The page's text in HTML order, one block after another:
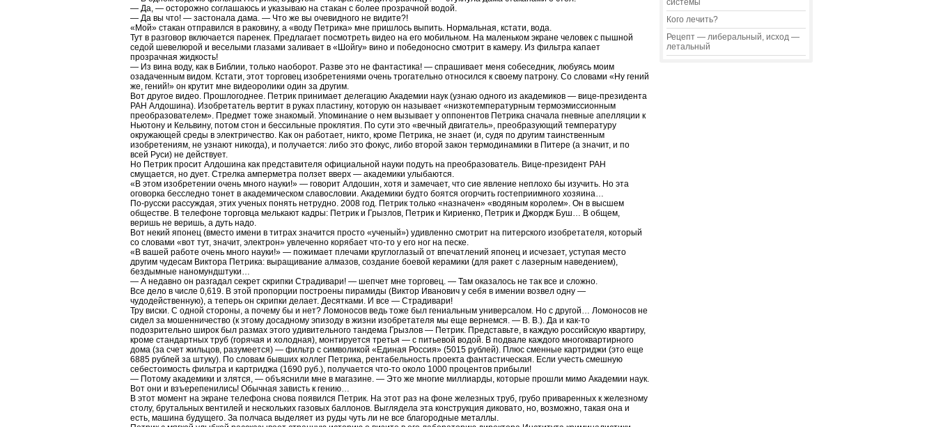
— Да, — осторожно соглашаюсь и указываю на стакан с более прозрачной водой.
— Да вы что! — застонала дама. — Что же вы очевидного не видите?!
«Мой» стакан отправился в раковину, а «воду Петрика» мне пришлось выпить. Нормальная, кстати, вода.
Тут в разговор включается паренек. Предлагает посмотреть видео на его мобильном. На маленьком экране человек с пышной
седой шевелюрой и веселыми глазами заливает в «Шойгу» вино и победоносно смотрит в камеру. Из фильтра капает
прозрачная жидкость!
— Из вина воду, как в Библии, только наоборот. Разве это не фантастика! — спрашивает меня собеседник, любуясь моим
озадаченным видом. Кстати, этот торговец изобретениями очень трогательно относился к своему патрону. Со словами «Ну гений
же, гений!» он крутит мне видеоролики один за другим.
Вот другое видео. Прошлогоднее. Петрик принимает делегацию Академии наук (узнаю одного из академиков — вице-президента
РАН Алдошина). Изобретатель вертит в руках пластину, которую он называет «низкотемпературным термоэмиссионным
преобразователем». Предмет тоже знакомый. Упоминание о нем вызывает у оппонентов Петрика сначала гневные апелляции к
Ньютону и Кельвину, потом стон и бессильные проклятия. По сути это «вечный двигатель», преобразующий температуру
окружающей среды в электричество. Как он работает, никто, кроме Петрика, не знает (и, судя по другим таинственным
изобретениям, не узнают никогда), и получается: либо это фокус, либо второй закон термодинамики в Питере (а значит, и по
всей Руси) не действует.
Но Петрик просит Алдошина как представителя официальной науки подуть на преобразователь. Вице-президент РАН
смущается, но дует. Стрелка амперметра ползет вверх — академики улыбаются.
«В этом изобретении очень много науки!» — говорит Алдошин, хотя и замечает, что сие явление неплохо бы изучить. Но эта
оговорка бесследно тонет в академическом славословии. Академики будто боятся огорчить гостеприимного хозяина…
По-русски рассуждая, этих ученых понять нетрудно. 2008 год. Петрик только «назначен» «водяным королем». Он в высшем
обществе. В телефоне торговца мелькают кадры: Петрик и Грызлов, Петрик и Кириенко, Петрик и Джордж Буш… В общем,
веришь не веришь, а дуть надо.
Вот некий японец (вместо имени в титрах значится просто «ученый») удивленно смотрит на питерского изобретателя, который
со словами «вот тут, значит, электрон» увлеченно корябает что-то у его ног на песке.
«В вашей работе очень много науки!» — пожимает плечами круглоглазый от впечатлений японец и исчезает, уступая место
другим чудесам Виктора Петрика: выращивание алмазов, создание боевой керамики (для ракет с лазерным наведением),
бездымные наномундштуки…
— А недавно он разгадал секрет скрипки Страдивари! — шепчет мне торговец. — Там оказалось не так все и сложно.
Все дело в числе 0,619. В этой пропорции построены пирамиды (Виктор Иванович у себя в имении возвел одну —
чудодейственную), а теперь он скрипки делает. Десятками. И все — Страдивари!
Тру виски. С одной стороны, а почему бы и нет? Ломоносов ведь тоже был гениальным универсалом. Но с другой… Ломоносов не
сидел за мошенничество (к этому досадному эпизоду в жизни изобретателя мы еще вернемся. — В. В.). Да и как-то
подозрительно широк был размах этого удивительного тандема Грызлов — Петрик. Представьте, в каждую российскую квартиру,
кроме стандартных труб (горячая и холодная), монтируется третья — с питьевой водой. В подвале каждого многоквартирного
дома (за счет жильцов, разумеется) — фильтр с символикой «Единая Россия» (5015 рублей). Плюс сменные картриджи (это еще
6885 рублей за штуку). По словам бывших коллег Петрика, рентабельность проекта фантастическая. Если учесть смешную
себестоимость фильтра и картриджа (1690 руб.), получается что-то около 1000 процентов прибыли!
— Потому академики и злятся, — объяснили мне в магазине. — Это же многие миллиарды, которые прошли мимо Академии наук.
Вот они и взъерепенились! Обычная зависть к гению…
В этот момент на экране телефона снова появился Петрик. На этот раз на фоне железных труб, грубо приваренных к железному
столу, брутальных вентилей и нескольких газовых баллонов. Выглядела эта конструкция диковато, но, возможно, такая она и
есть, машина будущего. За полчаса выделяет из руды чуть ли не все благородные металлы.
системы
Кого лечить?
Рецепт — либеральный, исход —
летальный